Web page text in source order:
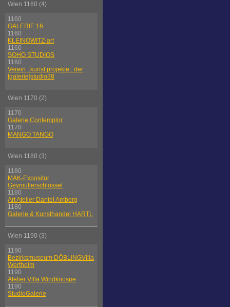
Wien 1160 (4)
1160
GALERIE 16
1160
KLEINOWITZ-art
1160
SOHO STUDIOS
1160
Verein ::kunst.projekte:: der
[galerie]studio38
Wien 1170 (2)
1170
Galerie Contemplor
1170
MANGO TANGO
Wien 1180 (3)
1180
MAK-Expositur
Geymüllerschlössel
1180
Art Atelier Daniel Amberg
1180
Galerie & Kunsthandel HARTL
Wien 1190 (3)
1190
Bezirksmuseum DÖBLINGVilla
Wertheim
1190
Atelier Villa Windknospe
1190
StudioGalerie